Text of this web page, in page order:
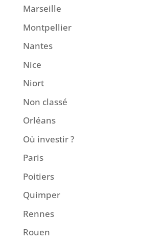
Marseille
Montpellier
Nantes
Nice
Niort
Non classé
Orléans
Où investir ?
Paris
Poitiers
Quimper
Rennes
Rouen